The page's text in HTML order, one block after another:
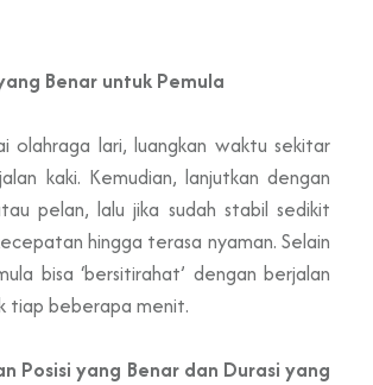
Benar untuk Pemula
olahraga lari, luangkan waktu sekitar
kaki. Kemudian, lanjutkan dengan
pelan, lalu jika sudah stabil sedikit
hingga terasa nyaman. Selain
bisa ‘bersitirahat’ dengan berjalan
tiap beberapa menit.
Posisi yang Benar dan Durasi yang